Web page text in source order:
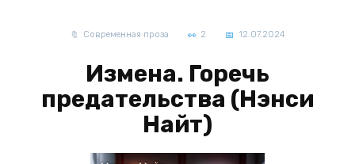
Современная проза 2 12.07.2024
Измена. Горечь
предательства (Нэнси
Найт)